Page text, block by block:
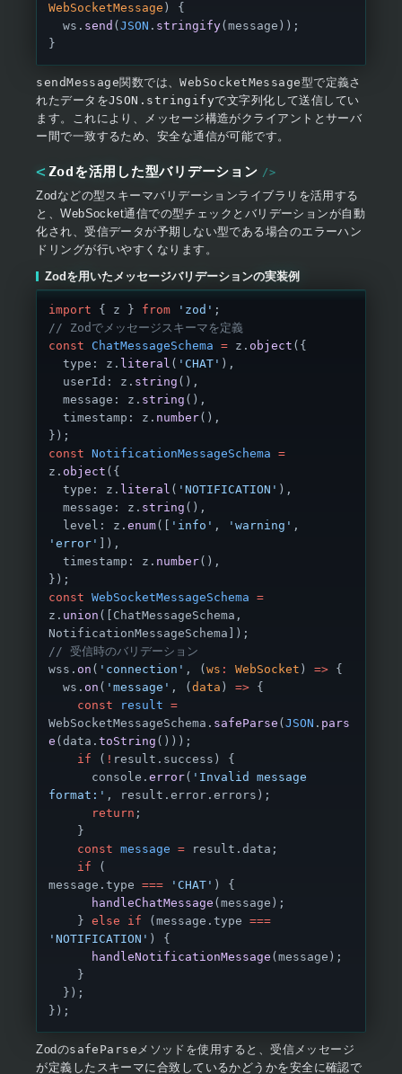
WebSocketMessage ) {
  ws.
send (JSON . stringify(message));
}
sendMessage関数では、WebSocketMessage型で定義さ
れたデータをJSON.stringifyで文字列化して送信してい
ます。これにより、メッセージ構造がクライアントとサーバ
ー間で一致するため、安全な通信が可能です。
Zodを活用した型バリデーション
Zodなどの型スキーマバリデーションライブラリを活用する
と、WebSocket通信での型チェックとバリデーションが自動
化され、受信データが予期しない型である場合のエラーハン
ドリングが行いやすくなります。
Zodを用いたメッセージバリデーションの実装例
import { z } from 'zod' ;
// Zodでメッセージスキーマを定義
const ChatMessageSchema = z. object ({
  type: z.
literal ( 'CHAT' ),
  userId: z.
string (),
  message: z.
string (),
  timestamp: z.
number(),
});
const NotificationMessageSchema =
z. object ({
  type: z.
literal ( 'NOTIFICATION' ),
  message: z.
string (),
  level: z.
enum([ 'info' , 'warning'
'error'
]),
  timestamp: z.
number(),
});
const WebSocketMessageSchema =
z. union ([ChatMessageSchema,
NotificationMessageSchema]);
// 受信時のバリデーション
wss. on ( 'connection' , (ws : WebSocket ) => {
  ws.
on ( 'message' , (data ) => {
    const
result =
WebSocketMessageSchema. safeParse (JSON . pars
e (data.toString ()));
    if
( ! result.success) {
      console.
error( 'Invalid message
format:' , result.error.errors);
      return
;
    }
    const
message = result.data;
    if
(
message.type === 'CHAT' ) {
      handleChatMessage
(message);
    }
else if (message.type ===
'NOTIFICATION' ) {
      handleNotificationMessage
(message);
    }
  });
});
ZodのsafeParse メソッドを使用すると、受信メッセージ
が定義したスキーマに合致しているかどうかを安全に確認で